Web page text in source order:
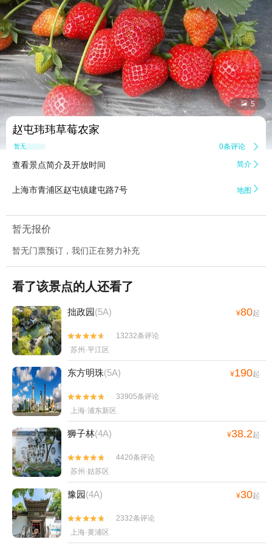
 5
赵屯玮玮草莓农家
暂无点评 0条评论 
查看景点简介及开放时间 简介 
上海市青浦区赵屯镇建屯路7号 地图 
暂无报价
暂无门票预订，我们正在努力补充
看了该景点的人还看了
拙政园(5A) ¥80起


13232条评论
苏州·平江区
东方明珠(5A) ¥190起


33905条评论
上海·浦东新区
狮子林(4A) ¥38.2起


4420条评论
苏州·姑苏区
豫园(4A) ¥30起


2332条评论
上海·黄浦区
